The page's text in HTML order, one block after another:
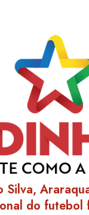
Silva,
do futebol